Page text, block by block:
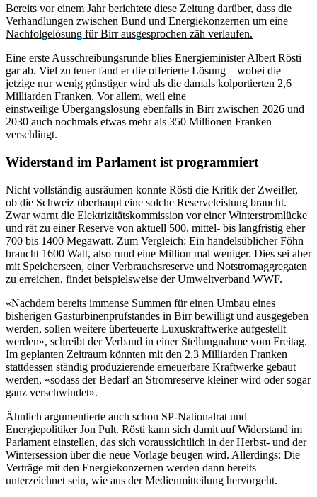
Bereits vor einem Jahr berichtete diese Zeitung darüber, dass die
Verhandlungen zwischen Bund und Energiekonzernen um eine
Nachfolgelösung für Birr ausgesprochen zäh verlaufen.
Eine erste Ausschreibungsrunde blies Energieminister Albert Rösti
gar ab. Viel zu teuer fand er die offerierte Lösung – wobei die
jetzige nur wenig günstiger wird als die damals kolportierten 2,6
Milliarden Franken. Vor allem, weil eine
einstweilige Übergangslösung ebenfalls in Birr zwischen 2026 und
2030 auch nochmals etwas mehr als 350 Millionen Franken
verschlingt.
Widerstand im Parlament ist programmiert
Nicht vollständig ausräumen konnte Rösti die Kritik der Zweifler,
ob die Schweiz überhaupt eine solche Reserveleistung braucht.
Zwar warnt die Elektrizitätskommission vor einer Winterstromlücke
und rät zu einer Reserve von aktuell 500, mittel- bis langfristig eher
700 bis 1400 Megawatt. Zum Vergleich: Ein handelsüblicher Föhn
braucht 1600 Watt, also rund eine Million mal weniger. Dies sei aber
mit Speicherseen, einer Verbrauchsreserve und Notstromaggregaten
zu erreichen, findet beispielsweise der Umweltverband WWF.
«Nachdem bereits immense Summen für einen Umbau eines
bisherigen Gasturbinenprüfstandes in Birr bewilligt und ausgegeben
werden, sollen weitere überteuerte Luxuskraftwerke aufgestellt
werden», schreibt der Verband in einer Stellungnahme vom Freitag.
Im geplanten Zeitraum könnten mit den 2,3 Milliarden Franken
stattdessen ständig produzierende erneuerbare Kraftwerke gebaut
werden, «sodass der Bedarf an Stromreserve kleiner wird oder sogar
ganz verschwindet».
Ähnlich argumentierte auch schon SP-Nationalrat und
Energiepolitiker Jon Pult. Rösti kann sich damit auf Widerstand im
Parlament einstellen, das sich voraussichtlich in der Herbst- und der
Wintersession über die neue Vorlage beugen wird. Allerdings: Die
Verträge mit den Energiekonzernen werden dann bereits
unterzeichnet sein, wie aus der Medienmitteilung hervorgeht.